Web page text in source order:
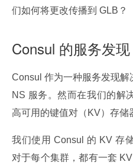
们如何将更改传播到 GLB？
Consul 的服务发现
Consul 作为一种服务发现
NS 服务。然而在我们的解
高可用的键值对（KV）存储
我们使用 Consul 的 KV 存
对于每个集群，都有一套